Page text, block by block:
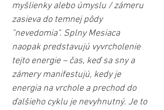
myšlienky alebo úmyslu / zámeru
zasieva do temnej pôdy
"nevedomia". Splny Mesiaca
naopak predstavujú vyvrcholenie
tejto energie – čas, keď sa sny a
zámery manifestujú, kedy je
energia na vrchole a prechod do
ďalšieho cyklu je nevyhnutný. Je to